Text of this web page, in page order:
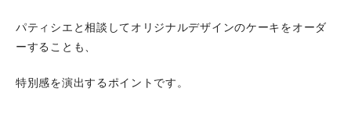
パティシエと相談してオリジナルデザインのケーキをオーダ
ーすることも、
特別感を演出するポイントです。